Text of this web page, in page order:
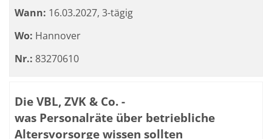
Wann: 16.03.2027, 3-tägig
Wo: Hannover
Nr.: 83270610
Die VBL, ZVK & Co. -
was Personalräte über betriebliche
Altersvorsorge wissen sollten